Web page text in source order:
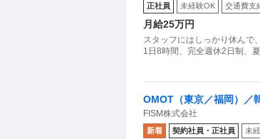
正社員 未経験OK 交通費支
月給25万円
スタッフにはしっかり休んで
1日8時間、完全週休2日制、
OMOT（東京／福岡）／
FISM株式会社
新着 契約社員・正社員 未